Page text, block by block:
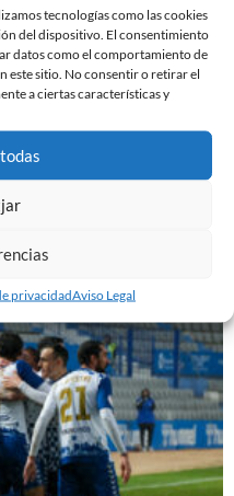
tecnologías como las cookies
del dispositivo. El consentimiento
datos como el comportamiento de
este sitio. No consentir o retirar el
a ciertas características y
privacidadAviso Legal
LA CULTURAL EN LA